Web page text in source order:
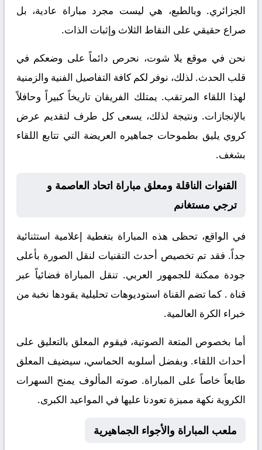
الجزائري. وبالطبع، هي ليست مجرد مباراة عادية، بل
صراع حقيقي على النقاط الثلاث وإثبات الذات.
نحن في موقع يلا شوت، نحرص دائماً على وضعكم في
قلب الحدث. لذلك، نوفر لكم كافة التفاصيل الفنية والزمنية
لهذا اللقاء المرتقب. يمتلك الفريقان تاريخاً كبيراً وحافلاً
بالإنجازات. ونتيجة لذلك، يسعى كل طرف لتقديم عرض
كروي يليق بطموحات جماهيره العريضة التي تتابع اللقاء
بشغف.
القنوات الناقلة ومعلق مباراة اتحاد العاصمة و
ترجي مستغانم
في الواقع، تحظى هذه المباراة بتغطية إعلامية استثنائية
جداً. فقد تم تخصيص أحدث التقنيات لنقل الصورة بأعلى
جودة ممكنة للجمهور العربي. تنقل المباراة فضائياً عبر
قناة . كما تضم القناة استوديوهات تحليلية يقودها نخبة من
خبراء الكرة العالمية.
أما بخصوص المتعة الصوتية، فيقوم المعلق بالتعليق على
أحداث اللقاء. وبفضل أسلوبه الحماسي، سيضيف المعلق
طابعاً خاصاً على المباراة. صوته المألوف يمنح السهرات
الكروية نكهة مميزة تعودنا عليها في المواعيد الكبرى.
ملعب المباراة والأجواء الجماهيرية